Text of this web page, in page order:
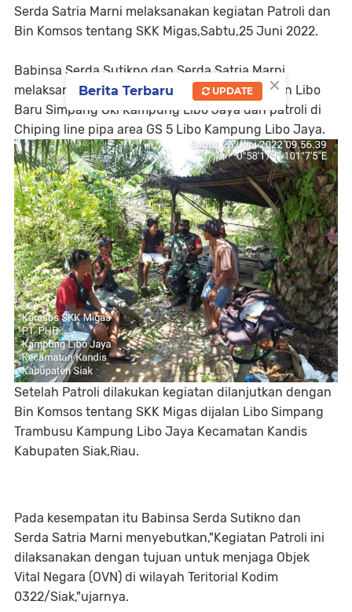
Serda Satria Marni melaksanakan kegiatan Patroli dan
Bin Komsos tentang SKK Migas,Sabtu,25 Juni 2022.
Babinsa Serda Sutikno dan Serda Satria Marni
melaksanakan kegiatan patroli di line pipa jalan Libo
Baru Simpang Oki Kampung Libo Jaya dan patroli di
Chiping line pipa area GS 5 Libo Kampung Libo Jaya.
Setelah Patroli dilakukan kegiatan dilanjutkan dengan
Bin Komsos tentang SKK Migas dijalan Libo Simpang
Trambusu Kampung Libo Jaya Kecamatan Kandis
Kabupaten Siak,Riau.
Pada kesempatan itu Babinsa Serda Sutikno dan
Serda Satria Marni menyebutkan,"Kegiatan Patroli ini
dilaksanakan dengan tujuan untuk menjaga Objek
Vital Negara (OVN) di wilayah Teritorial Kodim
0322/Siak,"ujarnya.
×
Berita Terbaru UPDATE